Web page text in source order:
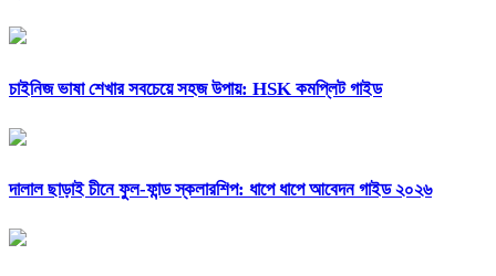
চাইনিজ ভাষা শেখার সবচেয়ে সহজ উপায়: HSK কমপ্লিট গাইড
দালাল ছাড়াই চীনে ফুল-ফান্ড স্কলারশিপ: ধাপে ধাপে আবেদন গাইড ২০২৬